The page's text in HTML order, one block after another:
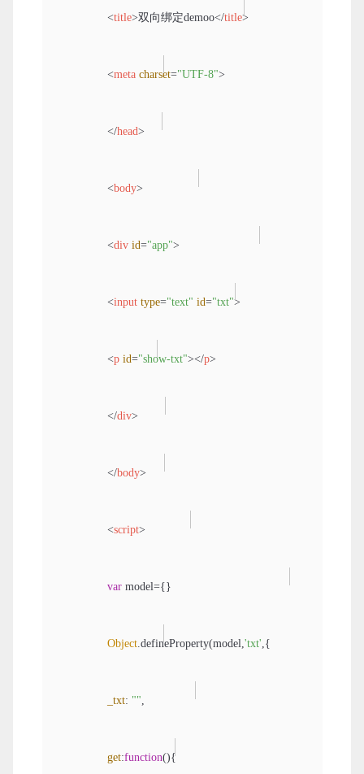
<title>双向绑定demoo</title>
<meta charset="UTF-8">
</head>
<body>
<div id="app">
<input type="text" id="txt">
<p id="show-txt"></p>
</div>
</body>
<script>
var model={}
Object.defineProperty(model,'txt',{
_txt: "",
get:function(){